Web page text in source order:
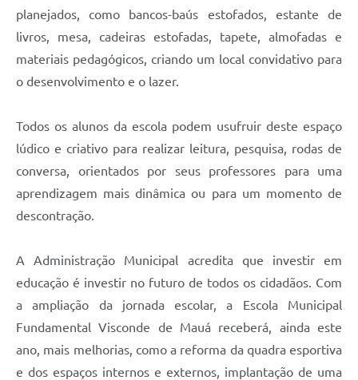
planejados, como bancos-baús estofados, estante de
livros, mesa, cadeiras estofadas, tapete, almofadas e
materiais pedagógicos, criando um local convidativo para
o desenvolvimento e o lazer.
Todos os alunos da escola podem usufruir deste espaço
lúdico e criativo para realizar leitura, pesquisa, rodas de
conversa, orientados por seus professores para uma
aprendizagem mais dinâmica ou para um momento de
descontração.
A Administração Municipal acredita que investir em
educação é investir no futuro de todos os cidadãos. Com
a ampliação da jornada escolar, a Escola Municipal
Fundamental Visconde de Mauá receberá, ainda este
ano, mais melhorias, como a reforma da quadra esportiva
e dos espaços internos e externos, implantação de uma